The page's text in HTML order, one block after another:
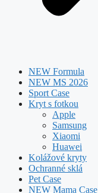
NEW Formula
NEW MS 2026
Sport Case
Kryt s fotkou
Apple
Samsung
Xiaomi
Huawei
Kolážové kryty
Ochranné sklá
Pet Case
NEW Mama Case